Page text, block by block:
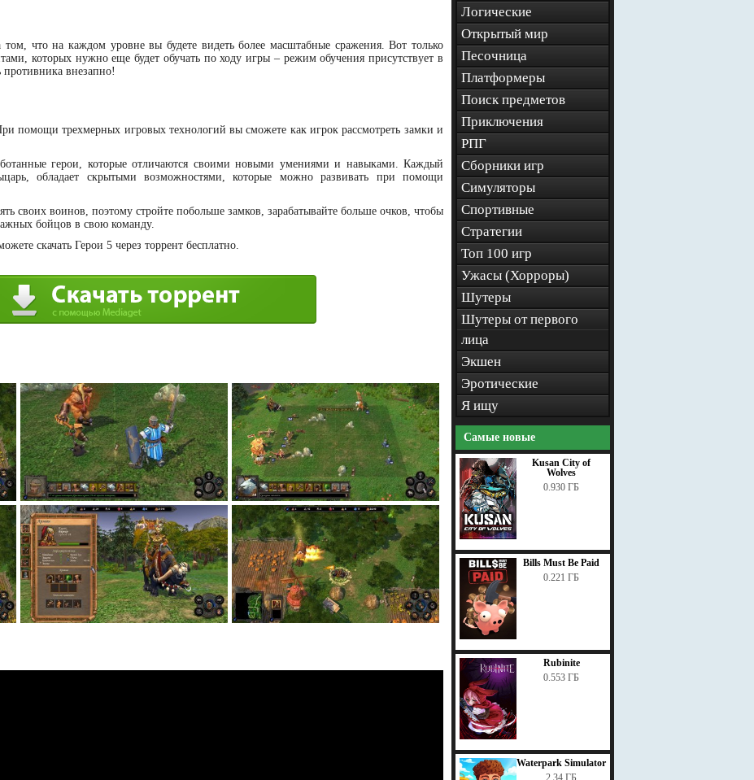
что на каждом уровне вы будете видеть более масштабные сражения. Вот только
которых нужно еще будет обучать по ходу игры – режим обучения присутствует в
противника внезапно!
помощи трехмерных игровых технологий вы сможете как игрок рассмотреть замки и
герои, которые отличаются своими новыми умениями и навыками. Каждый
обладает скрытыми возможностями, которые можно развивать при помощи
своих воинов, поэтому стройте побольше замков, зарабатывайте больше очков, чтобы
бойцов в свою команду.
скачать Герои 5 через торрент бесплатно.
Логические
Открытый мир
Песочница
Платформеры
Поиск предметов
Приключения
РПГ
Сборники игр
Симуляторы
Спортивные
Стратегии
Топ 100 игр
Ужасы (Хорроры)
Шутеры
Шутеры от первого
лица
Экшен
Эротические
Я ищу
Самые новые
Kusan City of
Wolves
0.930 ГБ
Bills Must Be Paid
0.221 ГБ
Rubinite
0.553 ГБ
Waterpark Simulator
2.34 ГБ